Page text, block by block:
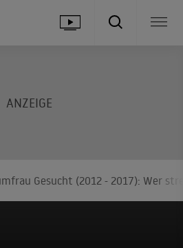
Gesucht (2012 - 2017): Wer